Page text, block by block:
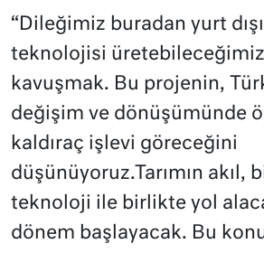
“Dileğimiz buradan yurt
teknolojisi
kavuşmak. Bu projenin, Türk
değişim ve dönüşümünde
kaldıraç işlevi göreceğini
düşünüyoruz.Tarımın akıl,
teknoloji ile birlikte yol
dönem başlayacak. Bu